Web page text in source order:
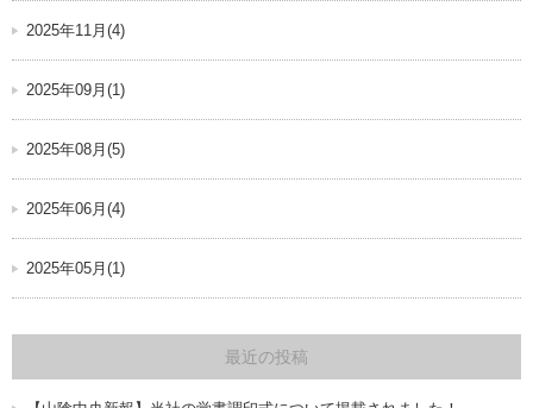
2025年11月(4)
2025年09月(1)
2025年08月(5)
2025年06月(4)
2025年05月(1)
最近の投稿